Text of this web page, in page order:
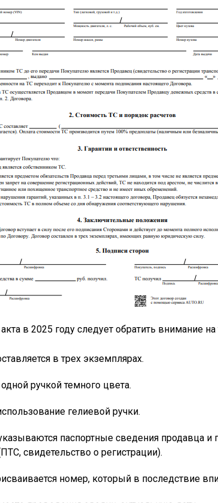
в 2025 году следует обратить внимание
в трех экземплярах.
ручкой темного цвета.
гелиевой ручки.
паспортные сведения продавца и
свидетельство о регистрации).
номер, который в последствие